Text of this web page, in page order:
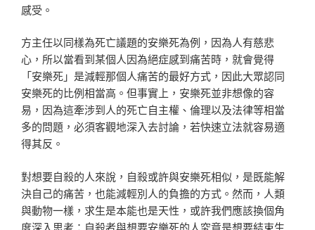
感受。
方主任以同樣為死亡議題的安樂死為例，因為人有慈悲
心，所以當看到某個人因為絕症感到痛苦時，就會覺得
「安樂死」是減輕那個人痛苦的最好方式，因此大眾認同
安樂死的比例相當高。但事實上，安樂死並非想像的容
易，因為這牽涉到人的死亡自主權、倫理以及法律等相當
多的問題，必須客觀地深入去討論，若快速立法就容易適
得其反。
對想要自殺的人來說，自殺或許與安樂死相似，是既能解
決自己的痛苦，也能減輕別人的負擔的方式。然而，人類
與動物一樣，求生是本能也是天性，或許我們應該換個角
度深入思考：自殺者與想要安樂死的人究竟是想要結束生